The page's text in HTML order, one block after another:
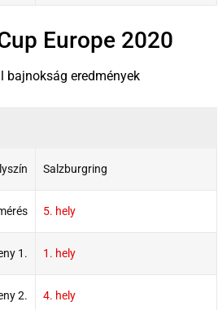
Europe 2020
bajnokság eredmények
Salzburgring
5. hely
1. 1. hely
2. 4. hely